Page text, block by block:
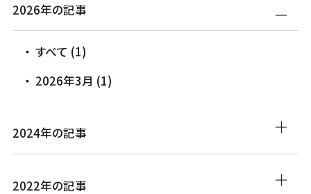
2026年の記事
すべて (1)
2026年3月 (1)
2024年の記事
2022年の記事